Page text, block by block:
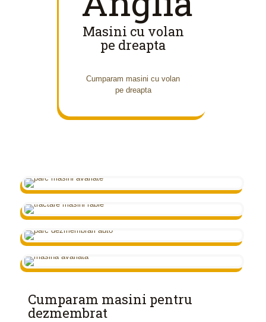
Masini cu volan
pe dreapta
Cumparam masini cu volan
pe dreapta
Cumparam masini pentru
dezmembrat